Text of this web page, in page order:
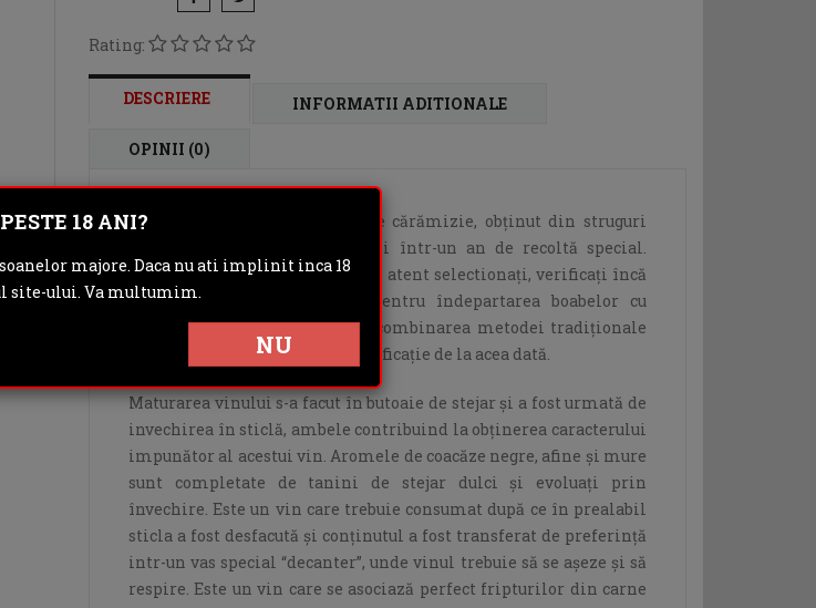
Rating:
DESCRIERE INFORMATII ADITIONALE
OPINII (0)
Vin roșu sec, cu o culoare roșie cărămizie, obținut din struguri
recoltați din Podgoria Odobești într-un an de recoltă special.
Strugurii ajunși la maturitate și atent selectionați, verificați încă
o data înainte de zdrobire pentru îndepartarea boabelor cu
defecte, au fost vinificați prin combinarea metodei tradiționale
cu tehnologiile moderne în vinificație de la acea dată.
Maturarea vinului s-a facut în butoaie de stejar și a fost urmată de
invechirea în sticlă, ambele contribuind la obținerea caracterului
impunător al acestui vin. Aromele de coacăze negre, afine și mure
sunt completate de tanini de stejar dulci și evoluați prin
învechire. Este un vin care trebuie consumat după ce în prealabil
sticla a fost desfacută și conținutul a fost transferat de preferință
intr-un vas special “decanter”, unde vinul trebuie să se așeze și să
respire. Este un vin care se asociază perfect fripturilor din carne
18 ANI?
majore. Daca nu ati implinit inca 18
site-ului. Va multumim.
NU